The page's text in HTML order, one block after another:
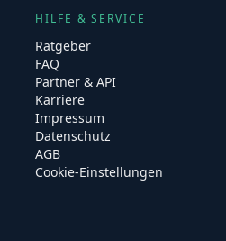
HILFE & SERVICE
Ratgeber
FAQ
Partner & API
Karriere
Impressum
Datenschutz
AGB
Cookie-Einstellungen